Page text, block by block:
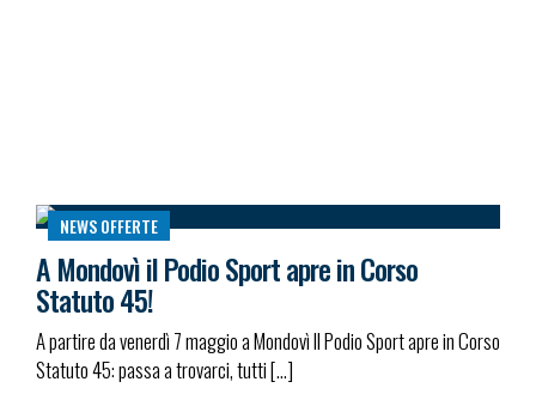
NEWSOFFERTE
A Mondovì il Podio Sport apre in Corso
Statuto 45!
A partire da venerdì 7 maggio a Mondovì Il Podio Sport apre in Corso
Statuto 45: passa a trovarci, tutti […]